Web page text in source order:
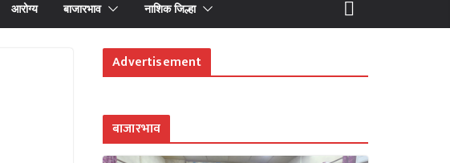
आरोग्य बाजारभाव नाशिक जिल्हा
Advertisement
बाजारभाव